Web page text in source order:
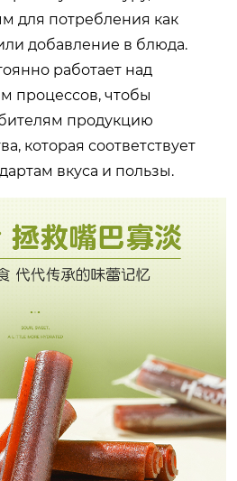
для потребления как
добавление в блюда.
работает над
процессов, чтобы
продукцию
которая соответствует
вкуса и пользы.